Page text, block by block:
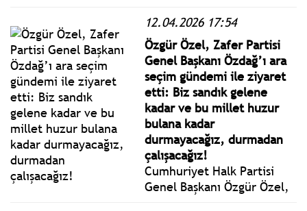
Silivri'de görülüyor. İBB
Başkan Ekrem İmamoğlu ile
tutuklu sanıklar hakim
karşısında savunma
yapmaya devam ediyor.
12.04.2026 17:54
Özgür Özel, Zafer Partisi
Genel Başkanı Özdağ’ı ara
seçim gündemi ile ziyaret
etti: Biz sandık gelene
kadar ve bu millet huzur
bulana kadar
durmayacağız, durmadan
çalışacağız!
Cumhuriyet Halk Partisi
Genel Başkanı Özgür Özel,